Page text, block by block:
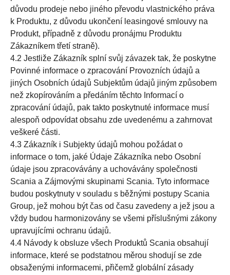
důvodu prodeje nebo jiného převodu vlastnického práva
k Produktu, z důvodu ukončení leasingové smlouvy na
Produkt, případně z důvodu pronájmu Produktu
Zákazníkem třetí straně).
4.2 Jestliže Zákazník splní svůj závazek tak, že poskytne
Povinné informace o zpracování Provozních údajů a
jiných Osobních údajů Subjektům údajů jiným způsobem
než zkopírováním a předáním těchto Informací o
zpracování údajů, pak takto poskytnuté informace musí
alespoň odpovídat obsahu zde uvedenému a zahrnovat
veškeré části.
4.3 Zákazník i Subjekty údajů mohou požádat o
informace o tom, jaké Údaje Zákazníka nebo Osobní
údaje jsou zpracovávány a uchovávány společnosti
Scania a Zájmovými skupinami Scania. Tyto informace
budou poskytnuty v souladu s běžnými postupy Scania
Group, jež mohou být čas od času zavedeny a jež jsou a
vždy budou harmonizovány se všemi příslušnými zákony
upravujícími ochranu údajů.
4.4 Návody k obsluze všech Produktů Scania obsahují
informace, které se podstatnou měrou shodují se zde
obsaženými informacemi, přičemž globální zásady